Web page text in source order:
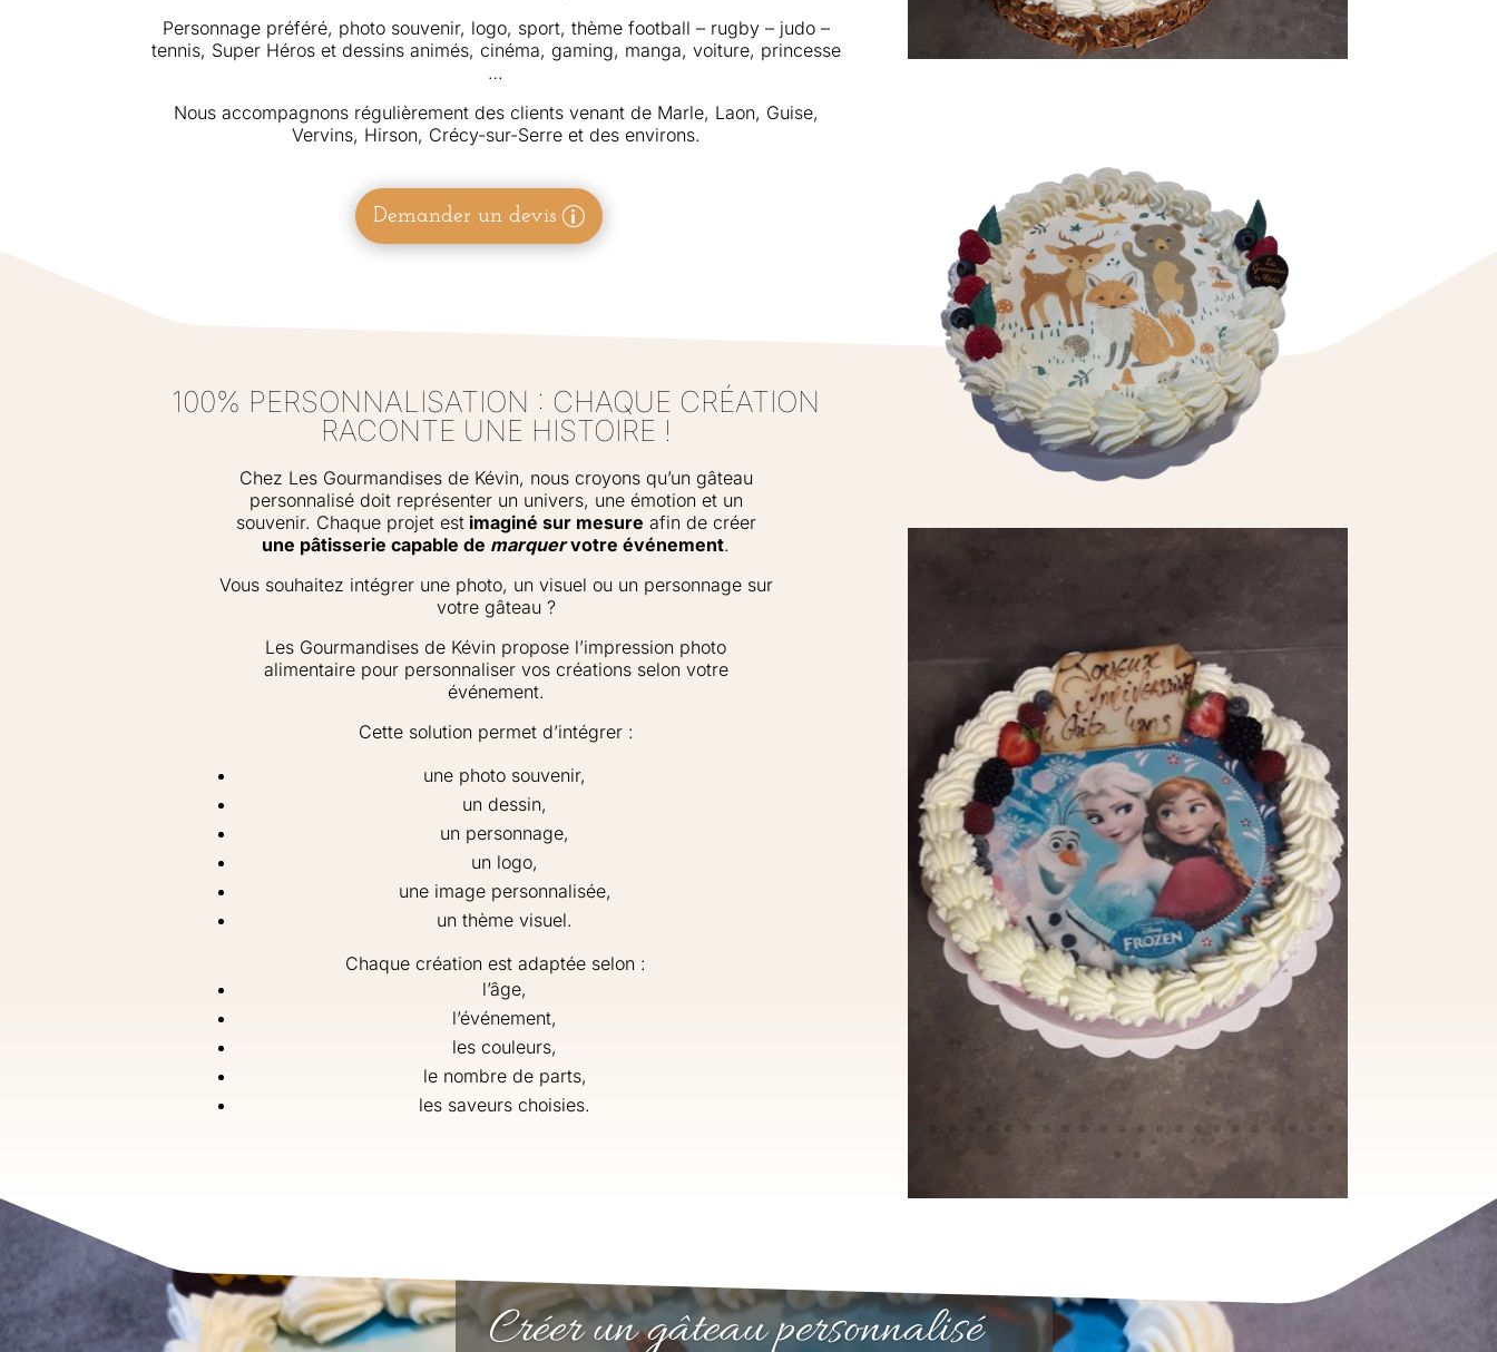
Personnage préféré, photo souvenir, logo, sport, thème football – rugby – judo –
tennis, Super Héros et dessins animés, cinéma, gaming, manga, voiture, princesse
…
Nous accompagnons régulièrement des clients venant de Marle, Laon, Guise,
Vervins, Hirson, Crécy-sur-Serre et des environs.
Demander un devis
100% PERSONNALISATION : CHAQUE CRÉATION
RACONTE UNE HISTOIRE !
Chez Les Gourmandises de Kévin, nous croyons qu’un gâteau
personnalisé doit représenter un univers, une émotion et un
souvenir. Chaque projet estimaginé sur mesure afin de créer
une pâtisserie capable de marquervotre événement.
Vous souhaitez intégrer une photo, un visuel ou un personnage sur
votre gâteau ?
Les Gourmandises de Kévin propose l’impression photo
alimentaire pour personnaliser vos créations selon votre
événement.
Cette solution permet d’intégrer :
une photo souvenir,
un dessin,
un personnage,
un logo,
une image personnalisée,
un thème visuel.
Chaque création est adaptée selon :
l’âge,
l’événement,
les couleurs,
le nombre de parts,
les saveurs choisies.
Créer un gâteau personnalisé